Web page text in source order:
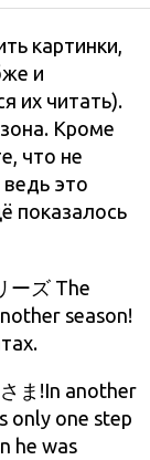
картинки,
и
их читать).
Кроме
что не
это
показалось
ーズ The
season!
ま!In another
only one step
he was